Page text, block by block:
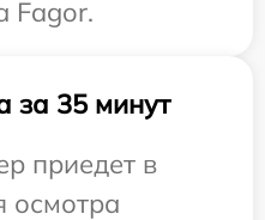
Fagor.
за 35 минут
приедет в
осмотра